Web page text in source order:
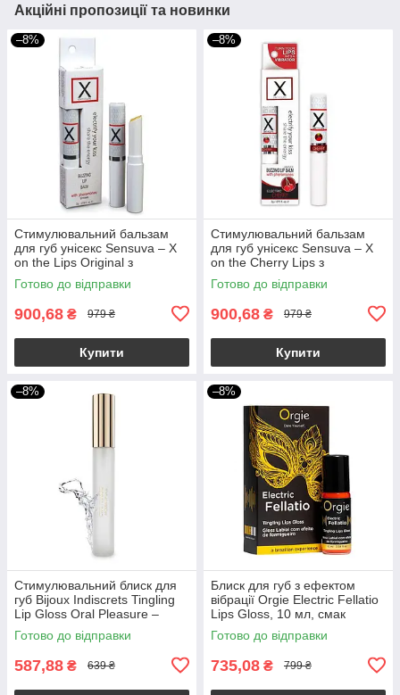
Акційні пропозиції та новинки
–8%
Стимулювальний бальзам
для губ унісекс Sensuva – X
on the Lips Original з
феромонами
Готово до відправки
900,68 ₴ 979 ₴
Купити
–8%
Стимулювальний бальзам
для губ унісекс Sensuva – X
on the Cherry Lips з
феромонами, вишня
Готово до відправки
900,68 ₴ 979 ₴
Купити
–8%
Стимулювальний блиск для
губ Bijoux Indiscrets Tingling
Lip Gloss Oral Pleasure –
warming&cooling
Готово до відправки
587,88 ₴ 639 ₴
–8%
Блиск для губ з ефектом
вібрації Orgie Electric Fellatio
Lips Gloss, 10 мл, смак
фруктового асорті
Готово до відправки
735,08 ₴ 799 ₴